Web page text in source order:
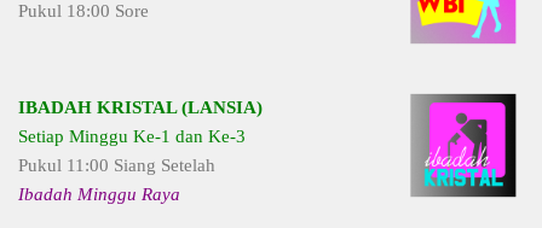
Pukul 18:00 Sore
IBADAH KRISTAL (LANSIA)
Setiap Minggu Ke-1 dan Ke-3
Pukul 11:00 Siang Setelah
Ibadah Minggu Raya